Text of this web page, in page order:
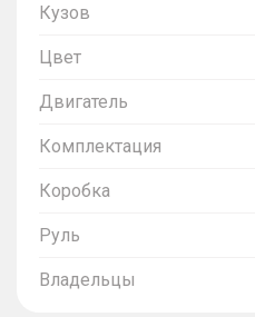
Кузов
Цвет
Двигатель
Комплектация
Коробка
Руль
Владельцы